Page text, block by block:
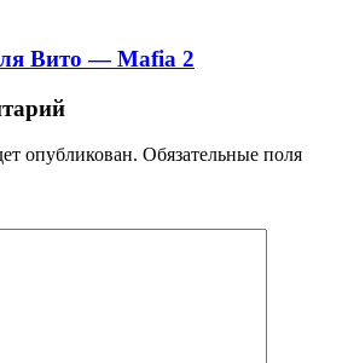
Вито — Mafia 2
опубликован. Обязательные поля